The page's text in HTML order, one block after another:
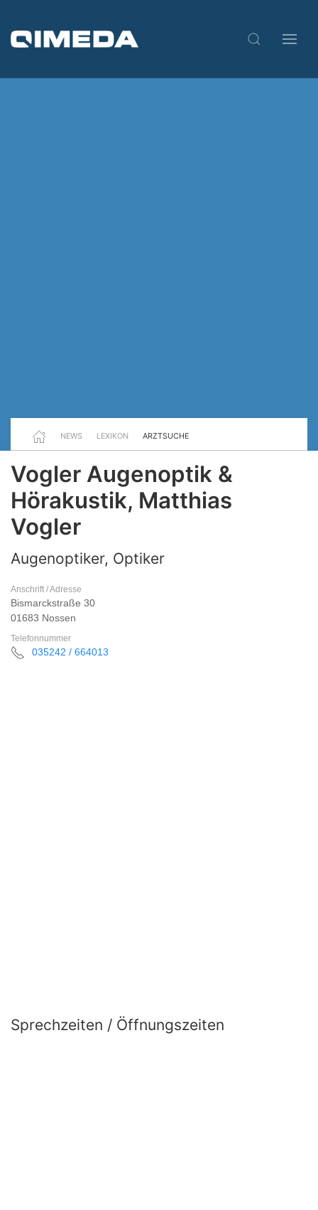
NEWS LEXIKON ARZTSUCHE
Vogler Augenoptik &
Hörakustik, Matthias
Vogler
Augenoptiker, Optiker
Anschrift / Adresse
Bismarckstraße 30
01683 Nossen
Telefonnummer
035242 / 664013
Sprechzeiten / Öffnungszeiten